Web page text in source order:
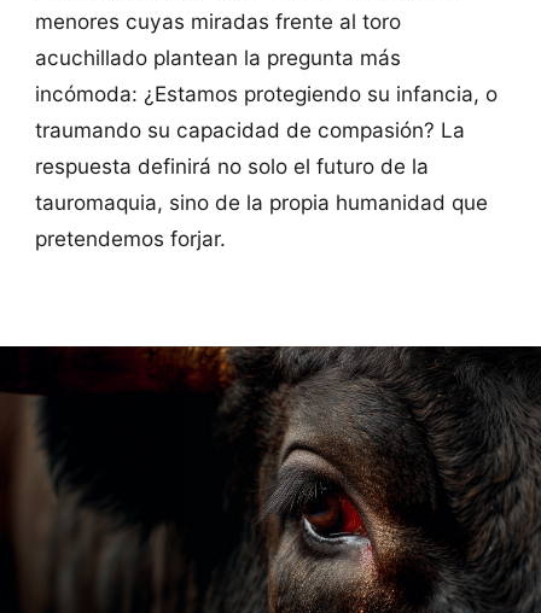
menores cuyas miradas frente al toro
acuchillado plantean la pregunta más
incómoda: ¿Estamos protegiendo su infancia, o
traumando su capacidad de compasión? La
respuesta definirá no solo el futuro de la
tauromaquia, sino de la propia humanidad que
pretendemos forjar.